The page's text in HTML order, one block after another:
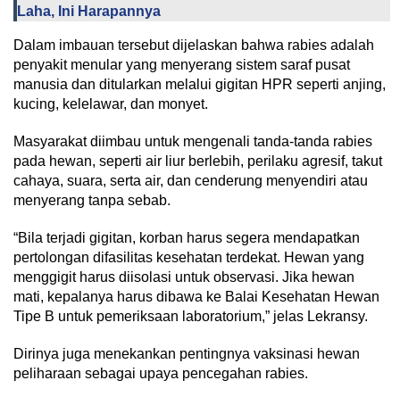
Laha, Ini Harapannya
Dalam imbauan tersebut dijelaskan bahwa rabies adalah
penyakit menular yang menyerang sistem saraf pusat
manusia dan ditularkan melalui gigitan HPR seperti anjing,
kucing, kelelawar, dan monyet.
Masyarakat diimbau untuk mengenali tanda-tanda rabies
pada hewan, seperti air liur berlebih, perilaku agresif, takut
cahaya, suara, serta air, dan cenderung menyendiri atau
menyerang tanpa sebab.
“Bila terjadi gigitan, korban harus segera mendapatkan
pertolongan difasilitas kesehatan terdekat. Hewan yang
menggigit harus diisolasi untuk observasi. Jika hewan
mati, kepalanya harus dibawa ke Balai Kesehatan Hewan
Tipe B untuk pemeriksaan laboratorium,” jelas Lekransy.
Dirinya juga menekankan pentingnya vaksinasi hewan
peliharaan sebagai upaya pencegahan rabies.